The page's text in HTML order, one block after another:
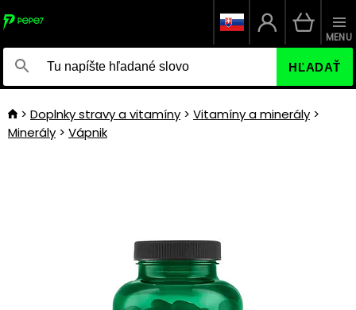
HĽADAŤ
MENU
Doplnky stravy a vitamíny
Vitamíny a minerály
Minerály
Vápnik